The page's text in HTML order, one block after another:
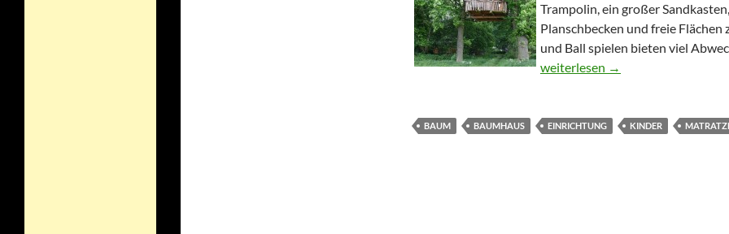
Trampolin, ein großer
Planschbecken und freie Flächen
und Ball spielen bieten viel
Kinderträume im Garten: Das
weiterlesen →
BAUM BAUMHAUS EINRICHTUNG KINDER